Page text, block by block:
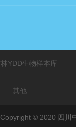
YDD生物样本库
其他
Copyright © 2020 四川